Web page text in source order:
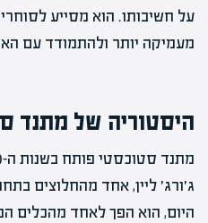
על חשיבותו. הוא מסייע
מעמיקה יותר ולהתמודד עם
היסטוריה של מתנד
ג׳ורג׳ ליין, אחד מהחלוצים
היום, הוא הפך לאחד מהכלים